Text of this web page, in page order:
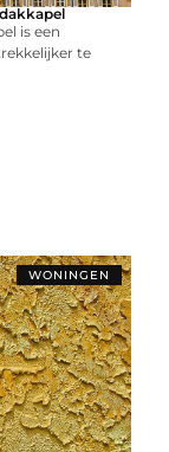
is een
te
WONINGEN